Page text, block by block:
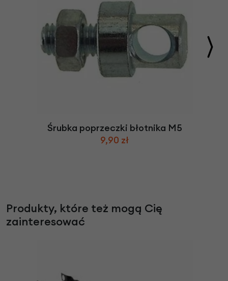
Śrubka poprzeczki błotnika M5
9,90 zł
Produkty, które też mogą Cię
zainteresować